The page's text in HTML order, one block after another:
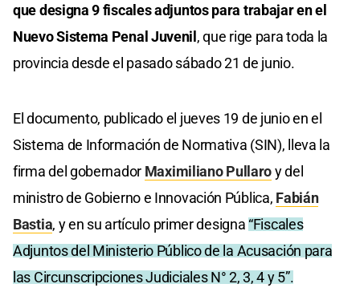
que designa 9 fiscales adjuntos para trabajar en el
Nuevo Sistema Penal Juvenil, que rige para toda la
provincia desde el pasado sábado 21 de junio.
El documento, publicado el jueves 19 de junio en el
Sistema de Información de Normativa (SIN), lleva la
firma del gobernador Maximiliano Pullaroy del
ministro de Gobierno e Innovación Pública, Fabián
Bastia, y en su artículo primer designa “Fiscales
Adjuntos del Ministerio Público de la Acusación para
las Circunscripciones Judiciales N° 2, 3, 4 y 5”.